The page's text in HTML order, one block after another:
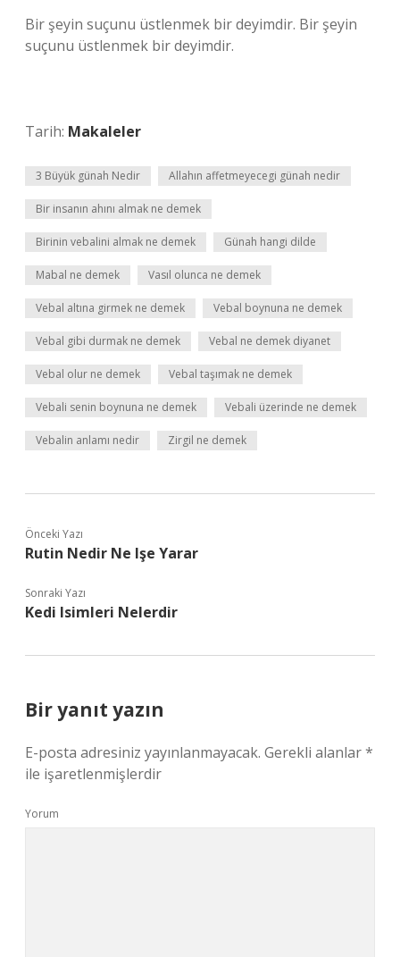
Bir şeyin suçunu üstlenmek bir deyimdir. Bir şeyin
suçunu üstlenmek bir deyimdir.
Tarih: Makaleler
3 Büyük günah Nedir Allahın affetmeyecegi günah nedir
Bir insanın ahını almak ne demek
Birinin vebalini almak ne demek Günah hangi dilde
Mabal ne demek Vasıl olunca ne demek
Vebal altına girmek ne demek Vebal boynuna ne demek
Vebal gibi durmak ne demek Vebal ne demek diyanet
Vebal olur ne demek Vebal taşımak ne demek
Vebali senin boynuna ne demek Vebali üzerinde ne demek
Vebalin anlamı nedir Zirgil ne demek
Önceki Yazı
Rutin Nedir Ne Işe Yarar
Sonraki Yazı
Kedi Isimleri Nelerdir
Bir yanıt yazın
E-posta adresiniz yayınlanmayacak. Gerekli alanlar*
ile işaretlenmişlerdir
Yorum